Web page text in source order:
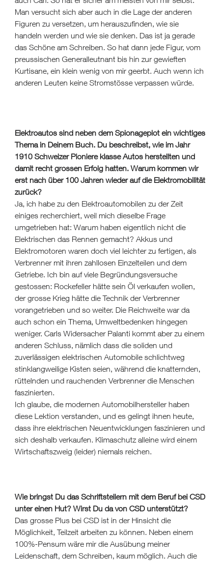
Man versucht sich aber auch in die Lage der anderen
Figuren zu versetzen, um herauszufinden, wie sie
handeln werden und wie sie denken. Das ist ja gerade
das Schöne am Schreiben. So hat dann jede Figur, vom
preussischen Generalleutnant bis hin zur gewieften
Kurtisane, ein klein wenig von mir geerbt. Auch wenn ich
anderen Leuten keine Stromstösse verpassen würde.
Elektroautos sind neben dem Spionageplot ein wichtiges
Thema in Deinem Buch. Du beschreibst, wie im Jahr
1910 Schweizer Pioniere klasse Autos herstellten und
damit recht grossen Erfolg hatten. Warum kommen wir
erst nach über 100 Jahren wieder auf die Elektromobilität
zurück?
Ja, ich habe zu den Elektroautomobilen zu der Zeit
einiges recherchiert, weil mich dieselbe Frage
umgetrieben hat: Warum haben eigentlich nicht die
Elektrischen das Rennen gemacht? Akkus und
Elektromotoren waren doch viel leichter zu fertigen, als
Verbrenner mit ihren zahllosen Einzelteilen und dem
Getriebe. Ich bin auf viele Begründungsversuche
gestossen: Rockefeller hätte sein Öl verkaufen wollen,
der grosse Krieg hätte die Technik der Verbrenner
vorangetrieben und so weiter. Die Reichweite war da
auch schon ein Thema, Umweltbedenken hingegen
weniger. Carls Widersacher Palanti kommt aber zu einem
anderen Schluss, nämlich dass die soliden und
zuverlässigen elektrischen Automobile schlichtweg
stinklangweilige Kisten seien, während die knatternden,
rüttelnden und rauchenden Verbrenner die Menschen
faszinierten.
Ich glaube, die modernen Automobilhersteller haben
diese Lektion verstanden, und es gelingt ihnen heute,
dass ihre elektrischen Neuentwicklungen faszinieren und
sich deshalb verkaufen. Klimaschutz alleine wird einem
Wirtschaftszweig (leider) niemals reichen.
Wie bringst Du das Schriftstellern mit dem Beruf bei CSD
unter einen Hut? Wirst Du da von CSD unterstützt?
Das grosse Plus bei CSD ist in der Hinsicht die
Möglichkeit, Teilzeit arbeiten zu können. Neben einem
100%-Pensum wäre mir die Ausübung meiner
Leidenschaft, dem Schreiben, kaum möglich. Auch die